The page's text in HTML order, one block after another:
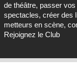
de théâtre, passer
spectacles, créer des
metteurs en scène,
Rejoignez le Club